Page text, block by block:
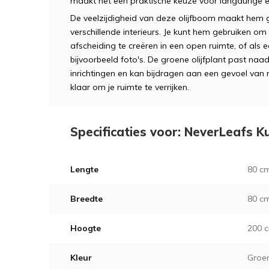
De veelzijdigheid van deze olijfboom maakt hem
verschillende interieurs. Je kunt hem gebruiken
afscheiding te creëren in een open ruimte, of als
bijvoorbeeld foto's. De groene olijfplant past
inrichtingen en kan bijdragen aan een gevoel van
klaar om je ruimte te verrijken.
Specificaties voor: NeverLeafs
Lengte 80
Breedte 80
Hoogte 200
Kleur